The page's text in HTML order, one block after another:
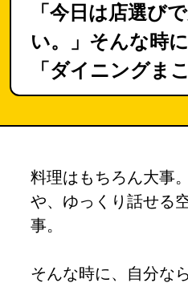
「今日は店選び
い。」そんな時
「ダイニングま
料理はもちろん大事
や、ゆっくり話せる
事。
そんな時に、自分な